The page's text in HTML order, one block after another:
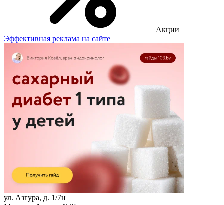
Акции
Эффективная реклама на сайте
ул. Азгура, д. 1/7н